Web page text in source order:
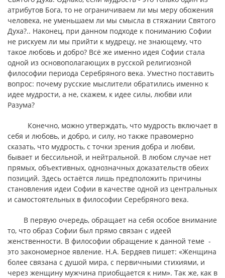
атрибутов Бога, то не ограничиваем ли мы меру обожения
человека, не уменьшаем ли мы смысла в стяжании Святого
Духа?.. Наконец, при данном подходе к пониманию Софии
не рискуем ли мы прийти к мудрецу, не знающему, что
такое любовь и добро? Всё же именно идея Софии стала
одной из основополагающих в русской религиозной
философии периода Серебряного века. Уместно поставить
вопрос: почему русские мыслители обратились именно к
идее мудрости, а не, скажем, к идее силы, любви или
Разума?
Конечно, можно утверждать, что мудрость включает в
себя и любовь, и добро, и силу, но также правомерно
сказать, что мудрость, с точки зрения добра и любви,
бывает и бессильной, и нейтральной. В любом случае нет
прямых, объективных, однозначных доказательств обеих
позиций. Здесь остаётся лишь предположить причины
становления идеи Софии в качестве одной из центральных
и самостоятельных в философии Серебряного века.
В первую очередь, обращает на себя особое внимание
то, что образ Софии был прямо связан с идеей
женственности. В философии обращение к данной теме -
это закономерное явление. Н.А. Бердяев пишет: «Женщина
более связана с душой мира, с первичными стихиями, и
через женщину мужчина приобщается к ним». Так же, как в